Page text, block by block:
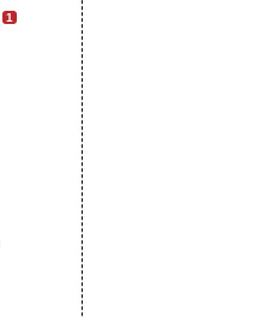
1